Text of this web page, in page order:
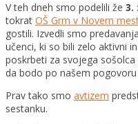
V teh dneh smo podelili že 3.
tokrat OŠ Grm v Novem
gostili. Izvedli smo
učenci, ki so bili zelo aktivni
poskrbeti za svojega sošolca
da bodo po našem
Prav tako smo avtizem
sestanku.